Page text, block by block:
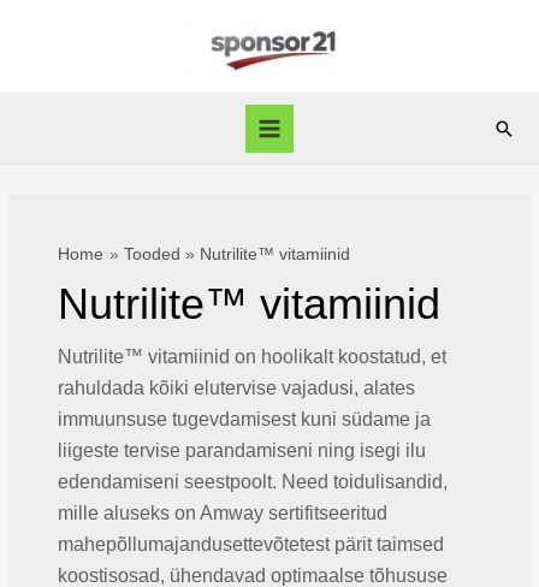
Main
Home Tooded Nutrilite™ vitamiinid
Nutrilite™ vitamiinid
Nutrilite™ vitamiinid on hoolikalt koostatud, et
rahuldada kõiki elutervise vajadusi, alates
immuunsuse tugevdamisest kuni südame ja
liigeste tervise parandamiseni ning isegi ilu
edendamiseni seestpoolt. Need toidulisandid,
mille aluseks on Amway sertifitseeritud
mahepõllumajandusettevõtetest pärit taimsed
koostisosad, ühendavad optimaalse tõhususe